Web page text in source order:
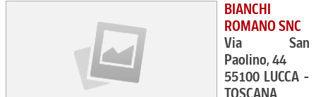
BIANCHI
ROMANO SNC
Via San
Paolino, 44
55100 LUCCA -
TOSCANA